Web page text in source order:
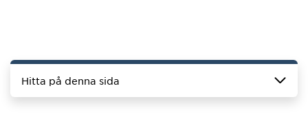
Hitta på denna sida